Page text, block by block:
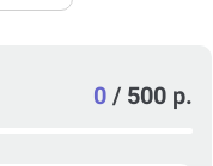
0 / 500 р.